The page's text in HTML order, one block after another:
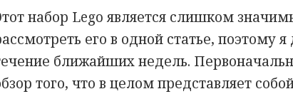
набор Lego является слишком
его в одной статье, поэтому
ближайших недель.
того, что в целом представляет